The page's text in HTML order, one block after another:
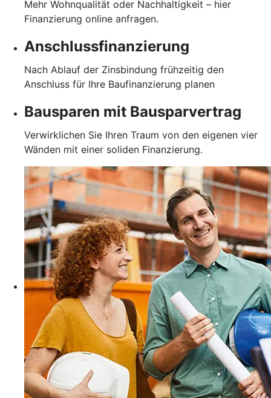
Mehr Wohnqualität oder Nachhaltigkeit – hier
Finanzierung online anfragen.
Anschlussfinanzierung
Nach Ablauf der Zinsbindung frühzeitig den
Anschluss für Ihre Baufinanzierung planen
Bausparen mit Bausparvertrag
Verwirklichen Sie Ihren Traum von den eigenen vier
Wänden mit einer soliden Finanzierung.